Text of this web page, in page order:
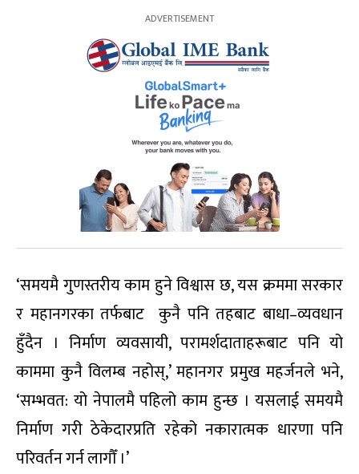
‘समयमै गुणस्तरीय काम हुने विश्वास छ, यस क्रममा सरकार
र महानगरका तर्फबाट कुनै पनि तहबाट बाधा–व्यवधान
हुँदैन । निर्माण व्यवसायी, परामर्शदाताहरूबाट पनि यो
काममा कुनै विलम्ब नहोस्,’ महानगर प्रमुख महर्जनले भने,
‘सम्भवत: यो नेपालमै पहिलो काम हुन्छ । यसलाई समयमै
निर्माण गरी ठेकेदारप्रति रहेको नकारात्मक धारणा पनि
परिवर्तन गर्न लागौँ ।’